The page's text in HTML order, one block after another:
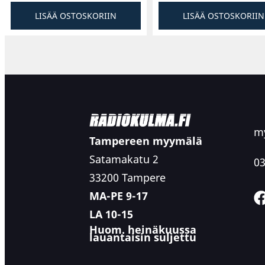
LISÄÄ OSTOSKORIIN LISÄÄ OSTOSKORIIN
Tampereen myymälä
Satamakatu 2
33200 Tampere
MA-PE 9-17
LA 10-15
Huom. heinäkuussa
lauantaisin suljettu